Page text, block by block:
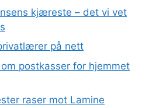
kjæreste – det vi vet
på nett
postkasser for hjemmet
raser mot Lamine